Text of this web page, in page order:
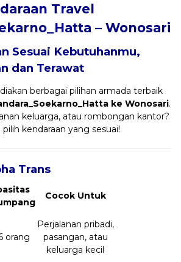
Travel
– Wonosari
Sesuai Kebutuhanmu,
dan Terawat
berbagai pilihan armada terbaik
ke Wonosari.
keluarga, atau rombongan kantor?
kendaraan yang sesuai!
Trans
Cocok Untuk
orang
Perjalanan pribadi,
pasangan, atau
keluarga kecil